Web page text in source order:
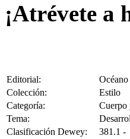
¡Atrévete a
Editorial:
Océano
Colección:
Estilo
Categoría:
Cuerpo
Tema:
Clasificación Dewey:
381.1 -